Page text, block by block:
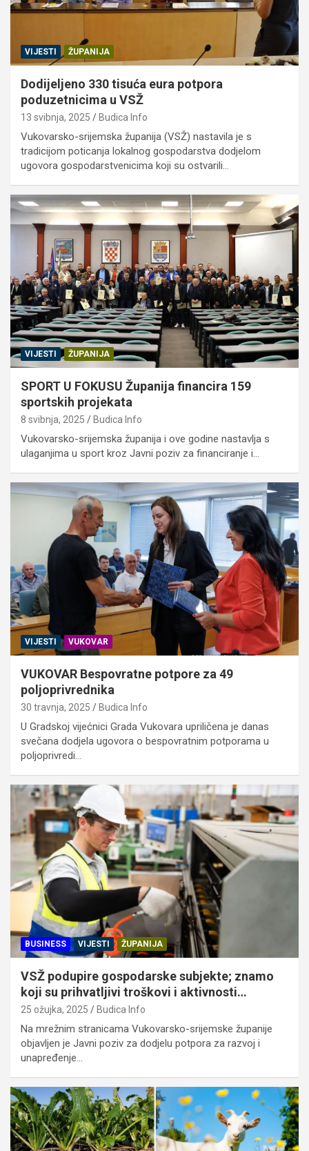
VIJESTI ŽUPANIJA
Dodijeljeno 330 tisuća eura potpora
poduzetnicima u VSŽ
13 svibnja, 2025 Budica Info
Vukovarsko-srijemska županija (VSŽ) nastavila je s
tradicijom poticanja lokalnog gospodarstva dodjelom
ugovora gospodarstvenicima koji su ostvarili…
VIJESTI ŽUPANIJA
SPORT U FOKUSU Županija financira 159
sportskih projekata
8 svibnja, 2025 Budica Info
Vukovarsko-srijemska županija i ove godine nastavlja s
ulaganjima u sport kroz Javni poziv za financiranje i…
VIJESTI VUKOVAR
VUKOVAR Bespovratne potpore za 49
poljoprivrednika
30 travnja, 2025 Budica Info
U Gradskoj vijećnici Grada Vukovara upriličena je danas
svečana dodjela ugovora o bespovratnim potporama u
poljoprivredi…
BUSINESS VIJESTI ŽUPANIJA
VSŽ podupire gospodarske subjekte; znamo
koji su prihvatljivi troškovi i aktivnosti…
25 ožujka, 2025 Budica Info
Na mrežnim stranicama Vukovarsko-srijemske županije
objavljen je Javni poziv za dodjelu potpora za razvoj i
unapređenje…